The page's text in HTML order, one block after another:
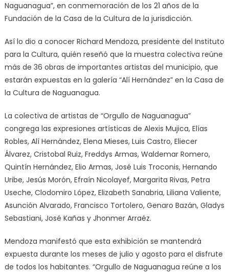
Naguanagua”, en conmemoración de los 21 años de la
Fundación de la Casa de la Cultura de la jurisdicción.
Así lo dio a conocer Richard Mendoza, presidente del Instituto
para la Cultura, quién reseñó que la muestra colectiva reúne
más de 36 obras de importantes artistas del municipio, que
estarán expuestas en la galería “Alí Hernández” en la Casa de
la Cultura de Naguanagua.
La colectiva de artistas de “Orgullo de Naguanagua”
congrega las expresiones artísticas de Alexis Mujica, Elías
Robles, Alí Hernández, Elena Mieses, Luis Castro, Eliecer
Álvarez, Cristobal Ruiz, Freddys Armas, Waldemar Romero,
Quintín Hernández, Elio Armas, José Luis Troconis, Hernando
Uribe, Jesús Morón, Efraín Nicolayef, Margarita Rivas, Petra
Useche, Clodomiro López, Elizabeth Sanabria, Liliana Valiente,
Asunción Alvarado, Francisco Tortolero, Genaro Bazán, Gladys
Sebastiani, José Kañas y Jhonmer Arraéz.
Mendoza manifestó que esta exhibición se mantendrá
expuesta durante los meses de julio y agosto para el disfrute
de todos los habitantes. “Orgullo de Naguanagua reúne a los